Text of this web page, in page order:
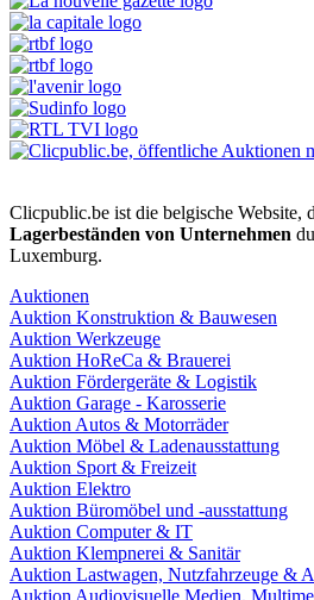
Clicpublic.be ist die belgische Website,
Lagerbeständen von Unternehmen
Luxemburg.
Auktionen
Auktion Konstruktion & Bauwesen
Auktion Werkzeuge
Auktion HoReCa & Brauerei
Auktion Fördergeräte & Logistik
Auktion Garage - Karosserie
Auktion Autos & Motorräder
Auktion Möbel & Ladenausstattung
Auktion Sport & Freizeit
Auktion Elektro
Auktion Büromöbel und -ausstattung
Auktion Computer & IT
Auktion Klempnerei & Sanitär
Auktion Lastwagen, Nutzfahrzeuge &
Auktion Audiovisuelle Medien,